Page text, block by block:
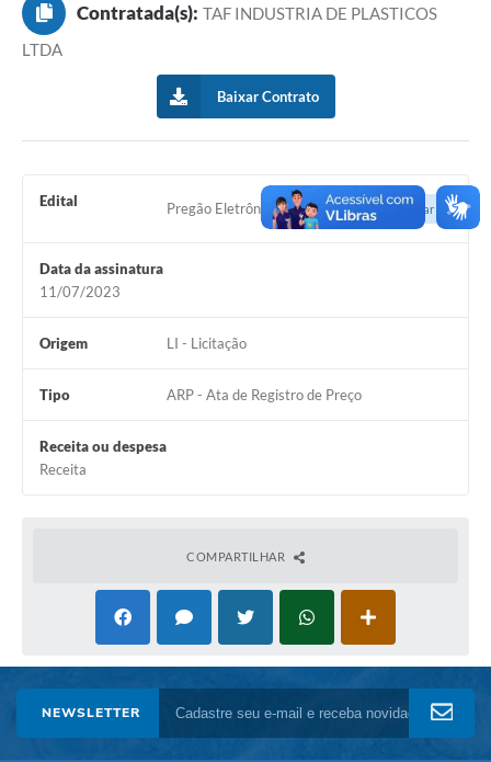
Contas Públicas
Setores
LGPD
Obras
Agenda
Contratada(s): TAF INDUSTRIA DE PLASTICOS
LTDA
Baixar Contrato
Edital Pregão Eletrônico nº 05/2023 Acessar
Data da assinatura
11/07/2023
Origem LI - Licitação
Tipo ARP - Ata de Registro de Preço
Receita ou despesa
Receita
COMPARTILHAR
NEWSLETTER